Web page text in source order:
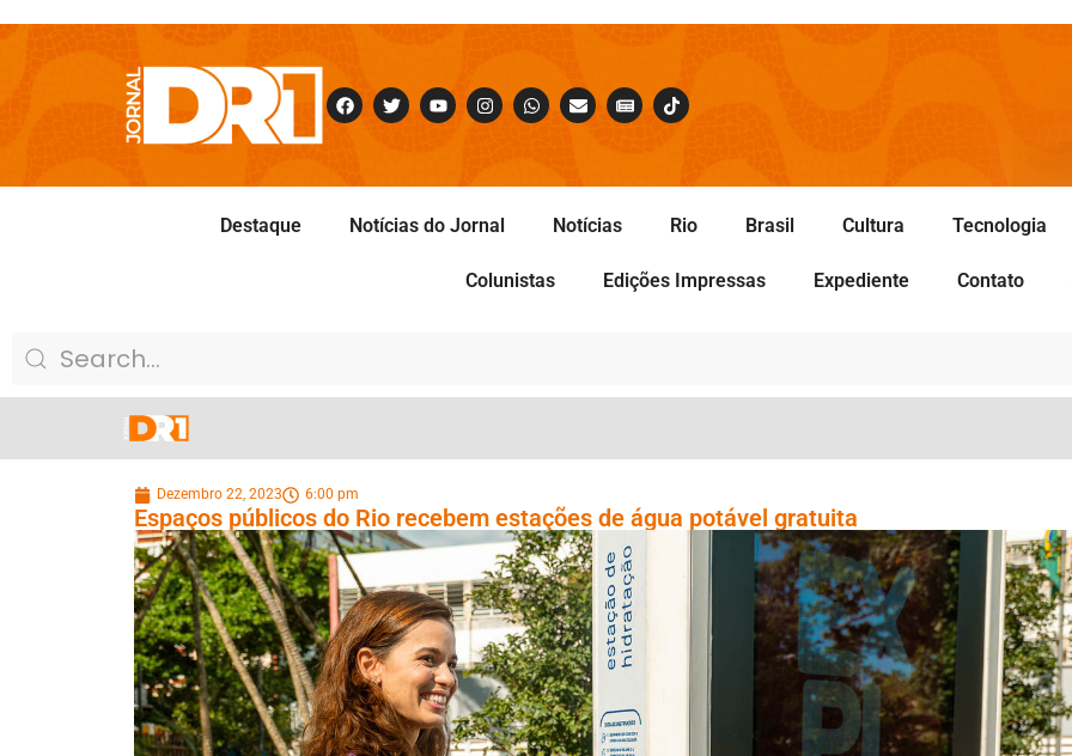
Destaque Notícias do Jornal Notícias Rio Brasil Cultura Tecnologia
Colunistas Edições Impressas Expediente Contato
Dezembro 22, 2023 6:00 pm
Espaços públicos do Rio recebem estações de água potável gratuita